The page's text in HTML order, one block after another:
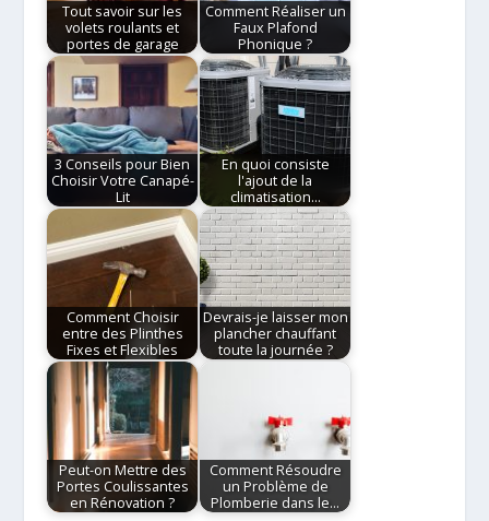
Tout savoir sur les
volets roulants et
portes de garage
Comment Réaliser un
Faux Plafond
Phonique ?
3 Conseils pour Bien
Choisir Votre Canapé-
Lit
En quoi consiste
l'ajout de la
climatisation…
Comment Choisir
entre des Plinthes
Fixes et Flexibles
Devrais-je laisser mon
plancher chauffant
toute la journée ?
Peut-on Mettre des
Portes Coulissantes
en Rénovation ?
Comment Résoudre
un Problème de
Plomberie dans le…